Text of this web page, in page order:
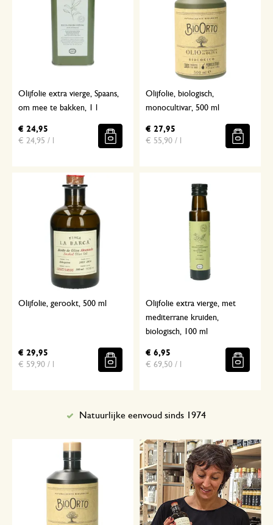
Olijfolie extra vierge, Spaans,
om mee te bakken, 1 l
€ 24,95
€ 24,95 / l
Olijfolie, biologisch,
monocultivar, 500 ml
€ 27,95
€ 55,90 / l
Olijfolie, gerookt, 500 ml
€ 29,95
€ 59,90 / l
Olijfolie extra vierge, met
mediterrane kruiden,
biologisch, 100 ml
€ 6,95
€ 69,50 / l
Natuurlijke eenvoud sinds 1974